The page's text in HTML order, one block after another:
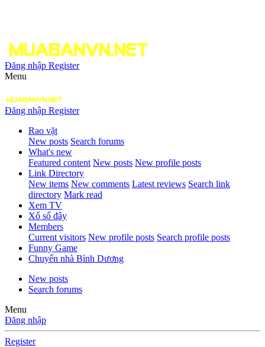
Đăng nhập Register
Menu
Đăng nhập Register
Rao vặt
New posts Search forums
What's new
Featured content New posts New profile posts
Link Directory
New items New comments Latest reviews Search link
directory Mark read
Xem TV
Xổ số đây
Members
Current visitors New profile posts Search profile posts
Funny Game
Chuyển nhà Bình Dương
New posts
Search forums
Menu
Đăng nhập
Register